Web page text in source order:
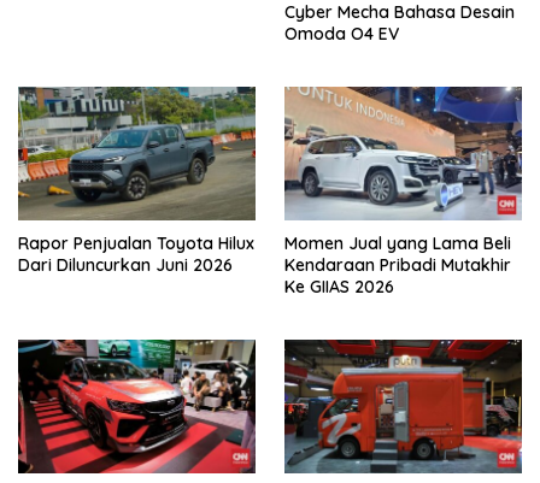
Cyber Mecha Bahasa Desain
Omoda O4 EV
Rapor Penjualan Toyota Hilux
Dari Diluncurkan Juni 2026
Momen Jual yang Lama Beli
Kendaraan Pribadi Mutakhir
Ke GIIAS 2026